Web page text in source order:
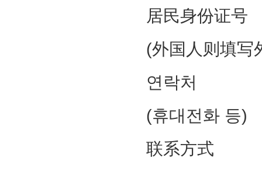
居民身份证号
(外国人则填写
연락처
(휴대전화 등)
联系方式